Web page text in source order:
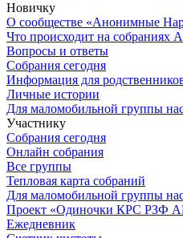
Новичку
О сообществе «Анонимные
Что происходит на собраниях
Вопросы и ответы
Собрания сегодня
Информация для
Личные истории
Для маломобильной группы
Участнику
Собрания сегодня
Онлайн собрания
Все группы
Тепловая карта собраний
Для маломобильной группы
Проект «Одиночки КРС РЗФ
Ежедневник